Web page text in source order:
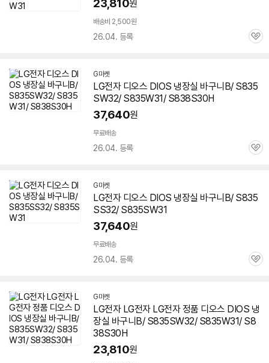
23,810원
배송비 2,500원
26.04. 등록
관
G마켓
LG전자 디오스 DIOS 냉장실 바구니B/ S835
SW32/ S835W31/ S838S30H
37,640원
무료배송
26.04. 등록
관
G마켓
LG전자 디오스 DIOS 냉장실 바구니B/ S835
SS32/ S835SW31
37,640원
무료배송
26.04. 등록
관
G마켓
LG전자 LG전자 LG전자 정품 디오스 DIOS 냉
장실 바구니B/ S835SW32/ S835W31/ S8
38S30H
23,810원